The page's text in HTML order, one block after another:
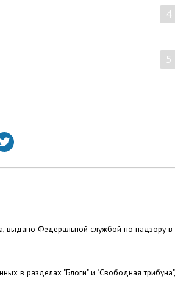
4
5
выдано Федеральной службой по надзору
в разделах "Блоги" и "Свободная